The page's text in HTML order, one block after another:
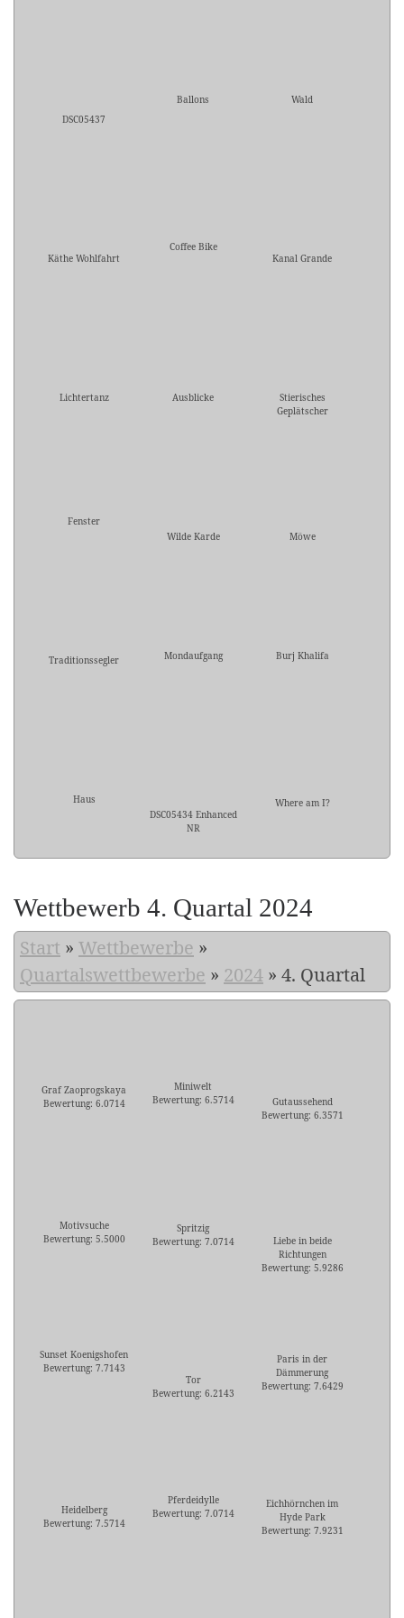
DSC05437
Ballons Wald
Käthe Wohlfahrt
Coffee Bike
Kanal Grande
Lichtertanz Ausblicke
Stierisches
Geplätscher
Fenster
Wilde Karde
Möwe
Traditionssegler Mondaufgang Burj Khalifa
Haus
DSC05434 Enhanced
NR
Where am I?
Wettbewerb 4. Quartal 2024
Start » Wettbewerbe »
Quartalswettbewerbe » 2024 » 4. Quartal
Graf Zaoprogskaya
Bewertung: 6.0714
Miniwelt
Bewertung: 6.5714
Gutaussehend
Bewertung: 6.3571
Motivsuche
Bewertung: 5.5000
Spritzig
Bewertung: 7.0714
Liebe in beide
Richtungen
Bewertung: 5.9286
Sunset Koenigshofen
Bewertung: 7.7143
Tor
Bewertung: 6.2143
Paris in der
Dämmerung
Bewertung: 7.6429
Heidelberg
Bewertung: 7.5714
Pferdeidylle
Bewertung: 7.0714
Eichhörnchen im
Hyde Park
Bewertung: 7.9231